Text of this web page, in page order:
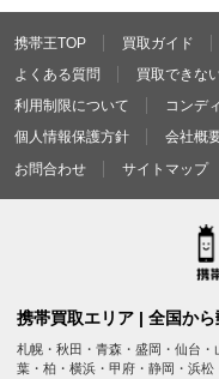
携帯王TOP 買取ガイド
よくある質問
買取できな
利用制限について
コンデ
個人情報保護方針
会社概
お問合わせ
サイトマップ
携帯買取エリア | 全国から
札幌・秋田・青森・盛岡・仙台
葉・柏・横浜・甲府・静岡・浜松